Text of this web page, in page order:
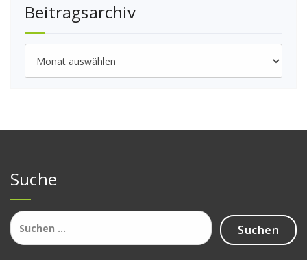
Beitragsarchiv
Suche
Suchen
nach: